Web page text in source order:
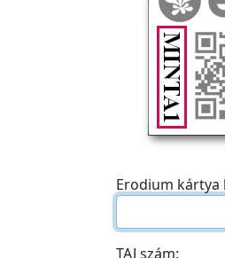
Erodium kártya
TAJ szám: